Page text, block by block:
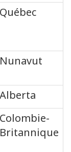
Québec
Nunavut
Alberta
Colombie-
Britannique